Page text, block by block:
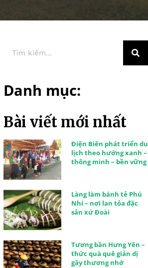
Danh mục:
Bài viết mới nhất
Điện Biên phát triển du
lịch theo hướng xanh –
thông minh – bền vững
Làng làm bánh tẻ Phú
Nhi – nơi lan tỏa đặc
sản xứ Đoài
Tương bần Hưng Yên –
thức quà quê giản dị
gây thương nhớ